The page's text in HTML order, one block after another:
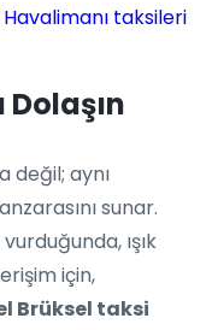
Havalimanı taksileri
değil; aynı
sunar.
ışık
için,
Brüksel taksi